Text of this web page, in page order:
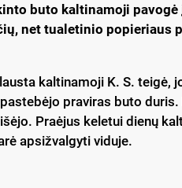
buto kaltinamoji
net tualetinio popieriaus
kaltinamoji K. S. teigė,
praviras buto
Praėjus keletui dienų
apsižvalgyti viduje.